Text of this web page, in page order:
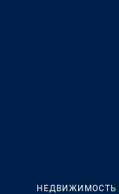
НЕДВИЖИМОСТЬ